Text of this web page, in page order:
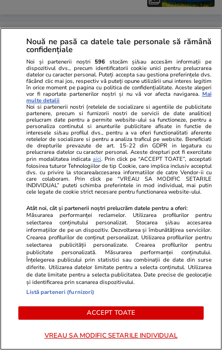
Șeful DNSC, despre atacul
cibernetic de la Cadastru:
„Atacatorul a fost norocos, i s-
au aliniat planetele.” Când
revine sistemul online ANCPI
Știri România 18 iul.
50 de ani de când Nadia
Comăneci a obţinut primul 10
din istoria Jocurilor Olimpice, la
Montreal 1976, în comentariul
lui Cristian Țopescu
18 iul.
Va reuși România să-și păstreze
rating-ul la nivelul Botswanei?
E asumată treaba!
Nouă ne pasă ca datele tale personale să rămână
confidențiale
Noi și partenerii noștri 596 stocăm și/sau accesăm informații pe
dispozitivul dvs., precum identificatorii cookie unici pentru prelucrarea
datelor cu caracter personal. Puteți accepta sau gestiona preferințele dvs.
făcând clic mai jos, respectiv vă puteți opune utilizării unui interes legitim
în orice moment pe pagina cu politica de confidențialitate. Aceste alegeri
vor fi raportate partenerilor noștri și nu vă vor afecta navigarea. Mai
multe detalii
Noi si partenerii nostri (retelele de socializare si agentiile de publicitate
partenere, precum si furnizorii nostri de servicii de date analitice)
prelucram date pentru a permite website-ului sa functioneze, pentru a
personaliza continutul si anunturile publicitare afisate in functie de
interesele si/sau profilul dvs., pentru a va oferi functionalitati aferente
retelelor de socializare si pentru a analiza traficul pe website. Beneficiati
de drepturile prevazute de art. 15-22 din GDPR in legatura cu
prelucrarea datelor cu caracter personal. Aceste drepturi pot fi exercitate
prin modalitatea indicataaici. Prin click pe “ACCEPT TOATE”, acceptati
folosirea tuturor Tehnologiilor de tip Cookie, care implica inclusiv acceptul
dvs. cu privire la stocarea/accesarea informatiilor de catre Vendor-ii cu
care colaboram. Prin click pe “VREAU SA MODIFIC SETARILE
INDIVIDUAL” puteti schimba preferintele in mod individual, mai putin
cele legate de cookie strict necesare pentru functionarea website-ului.
Atât noi, cât și partenerii noștri prelucrăm datele pentru a oferi:
Măsurarea performanței reclamelor. Utilizarea profilurilor pentru
selectarea conținutului personalizat. Stocarea și/sau accesarea
informațiilor de pe un dispozitiv. Dezvoltarea și îmbunătățirea serviciilor.
Crearea profilurilor de conținut personalizat. Utilizarea profilurilor pentru
selectarea publicității personalizate. Crearea profilurilor pentru
publicitate personalizată. Măsurarea performanței conținutului.
Înțelegerea publicului prin statistici sau combinații de date din surse
diferite. Utilizarea datelor limitate pentru a selecta conținutul. Utilizarea
de date limitate pentru a selecta publicitatea. Date precise de geolocație
și identificarea prin scanarea dispozitivului.
Listă parteneri (furnizori)
ACCEPT TOATE
VREAU SA MODIFIC SETARILE INDIVIDUAL